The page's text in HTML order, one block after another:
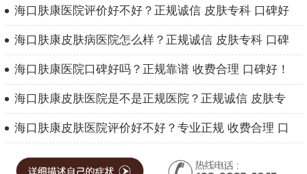
海口肤康医院评价好不好？正规诚信 皮肤专科 口碑好
海口肤康皮肤病医院怎么样？正规诚信 皮肤专科 口碑
海口肤康医院口碑好吗？正规靠谱 收费合理 口碑好！
海口肤康皮肤医院是不是正规医院？正规诚信 皮肤专
海口肤康皮肤医院评价好不好？专业正规 收费合理 口